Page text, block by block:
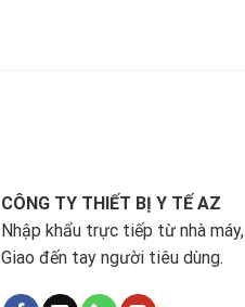
CÔNG TY THIẾT BỊ Y TẾ AZ
Nhập khẩu trực tiếp từ nhà máy,
Giao đến tay người tiêu dùng.